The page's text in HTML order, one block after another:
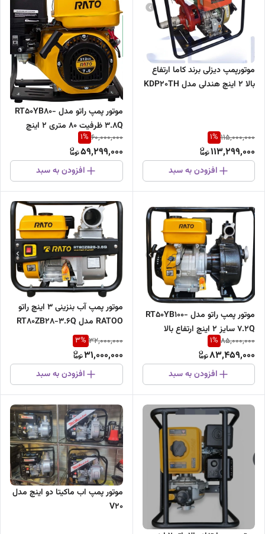
موتورپمپ دیزلی برند کاما ارتفاع
بالا 2 اینچ هندلی مدل KDP20TH
115,000,000
1%
113,299,000
افزودن به سبد
موتور پمپ راتو مدل RT50YB80-
3.8Q ظرفیت ۸۰ متری ۲ اینچ
60,000,000
1%
59,299,000
افزودن به سبد
موتور پمپ راتو مدل RT50YB100-
7.2Q سایز ۲ اینچ ارتفاع بالا
85,000,000
1%
83,459,000
افزودن به سبد
موتور پمپ آب بنزینی 3 اینچ راتو
RATOO مدل RT80ZB28-3.6Q
32,000,000
3%
31,000,000
افزودن به سبد
موتور پمپ اب ماکیتا دو اینچ مدل
V20